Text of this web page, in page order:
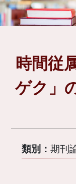
時間従
ゲク」
類別： 期刊